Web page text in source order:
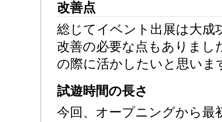
改善点
総じてイベント出展は大成
改善の必要な点もありまし
の際に活かしたいと思いま
試遊時間の長さ
今回、オープニングから最